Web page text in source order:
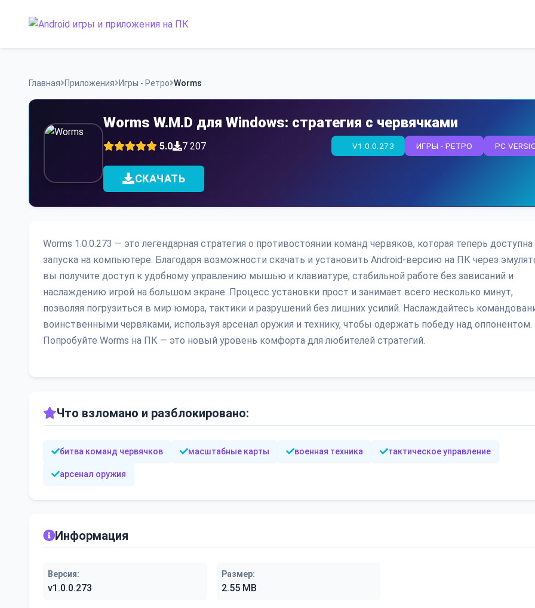
Главная Приложения Игры - Ретро Worms
Worms W.M.D для Windows: стратегия с червячками
5.0 7 207 PC
ИГРЫ - РЕТРО
V1.0.0.273
СКАЧАТЬ
Worms 1.0.0.273 — это легендарная стратегия о противостоянии команд червяков, которая теперь доступна
запуска на компьютере. Благодаря возможности скачать и установить Android-версию на ПК через
вы получите доступ к удобному управлению мышью и клавиатуре, стабильной работе без зависаний и
наслаждению игрой на большом экране. Процесс установки прост и занимает всего несколько минут,
позволяя погрузиться в мир юмора, тактики и разрушений без лишних усилий. Наслаждайтесь
воинственными червяками, используя арсенал оружия и технику, чтобы одержать победу над оппонентом.
Попробуйте Worms на ПК — это новый уровень комфорта для любителей стратегий.
Что взломано и разблокировано:
битва команд червячков масштабные карты военная техника тактическое управление
арсенал оружия
Информация
Версия:
v1.0.0.273
Размер:
2.55 MB